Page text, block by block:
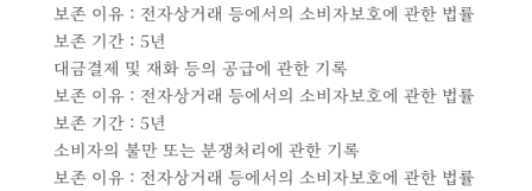
보존 이유 : 전자상거래 등에서의 소비자보호에 관한 법률
보존 기간 : 5년
대금결제 및 재화 등의 공급에 관한 기록
보존 이유 : 전자상거래 등에서의 소비자보호에 관한 법률
보존 기간 : 5년
소비자의 불만 또는 분쟁처리에 관한 기록
보존 이유 : 전자상거래 등에서의 소비자보호에 관한 법률